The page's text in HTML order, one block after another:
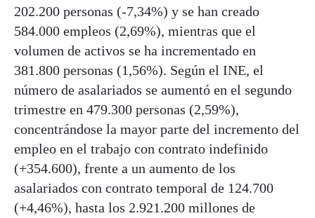
202.200 personas (-7,34%) y se han creado
584.000 empleos (2,69%), mientras que el
volumen de activos se ha incrementado en
381.800 personas (1,56%). Según el INE, el
número de asalariados se aumentó en el segundo
trimestre en 479.300 personas (2,59%),
concentrándose la mayor parte del incremento del
empleo en el trabajo con contrato indefinido
(+354.600), frente a un aumento de los
asalariados con contrato temporal de 124.700
(+4,46%), hasta los 2.921.200 millones de